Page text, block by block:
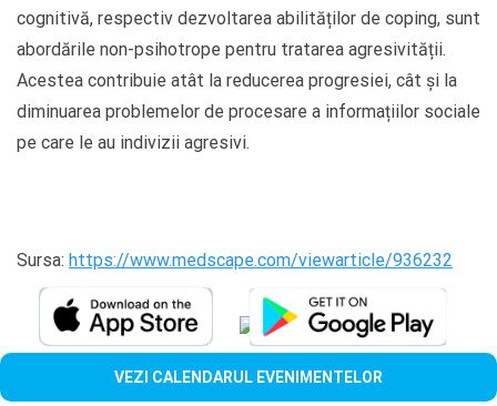
cognitivă, respectiv dezvoltarea abilităților de coping, sunt
abordările non-psihotrope pentru tratarea agresivității.
Acestea contribuie atât la reducerea progresiei, cât și la
diminuarea problemelor de procesare a informațiilor sociale
pe care le au indivizii agresivi.
Sursa: https://www.medscape.com/viewarticle/936232
VEZI CALENDARUL EVENIMENTELOR